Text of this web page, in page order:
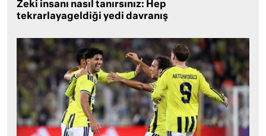
Zeki insanı nasıl tanırsınız: Hep
tekrarlayageldiği yedi davranış